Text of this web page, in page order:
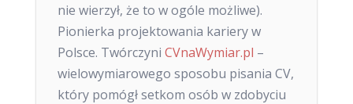
nie wierzył, że to w ogóle możliwe).
Pionierka projektowania kariery w
Polsce. Twórczyni CVnaWymiar.pl –
wielowymiarowego sposobu pisania CV,
który pomógł setkom osób w zdobyciu